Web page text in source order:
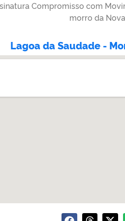
Compromisso com
morro da
Lagoa da Saudade -